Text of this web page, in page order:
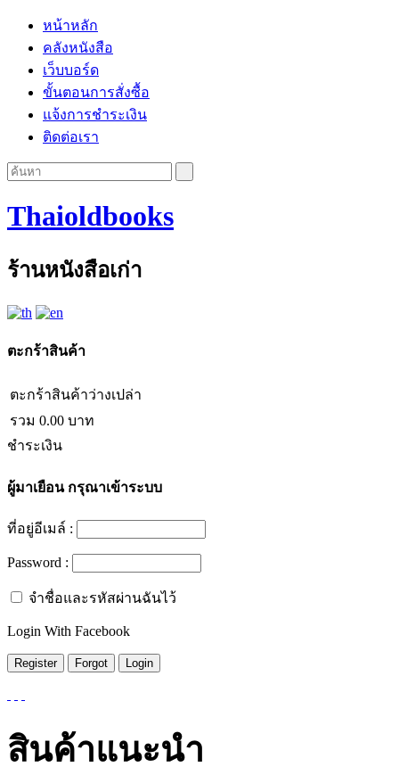
หน้าหลัก
คลังหนังสือ
เว็บบอร์ด
ขั้นตอนการสั่งซื้อ
แจ้งการชำระเงิน
ติดต่อเรา
Thaioldbooks
ร้านหนังสือเก่า
ตะกร้าสินค้า
ตะกร้าสินค้าว่างเปล่า
รวม 0.00 บาท
ชำระเงิน
ผู้มาเยือนกรุณาเข้าระบบ
ที่อยู่อีเมล์ :
Password :
จำชื่อและรหัสผ่านฉันไว้
Login With Facebook
สินค้าแนะนำ